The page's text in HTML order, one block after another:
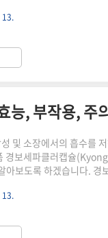
록되어있는 의약 전문자
치료하는 약입니다.졸라
분말이 충진된 상의 담청
13.
능, 부작용, 주
및 소장에서의 흡수를
경보세파클러캡슐
아보도록 하겠습니다.
글의 내용은 약학정보원
레스테롤의 합성 및 소
13.